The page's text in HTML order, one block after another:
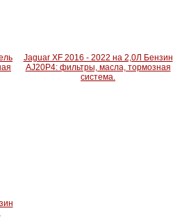
Jaguar XF 2016 - 2022 на 2,0Л Бензин
AJ20P4: фильтры, масла, тормозная
система.